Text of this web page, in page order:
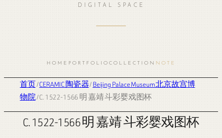
DIGITAL SPACE
HOME PORTFOLIO COLLECTION NOTE
首页/CERAMIC 陶瓷器/Beijing Palace Museum 北京故宫博
物院/ C. 1522-1566 明 嘉靖 斗彩婴戏图杯
C. 1522-1566 明 嘉靖 斗彩婴戏图杯